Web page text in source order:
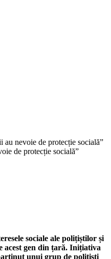
nevoie de protecție socială”
sociale ale polițiștilor și
acest gen din țară. Inițiativa
unui grup de polițiști